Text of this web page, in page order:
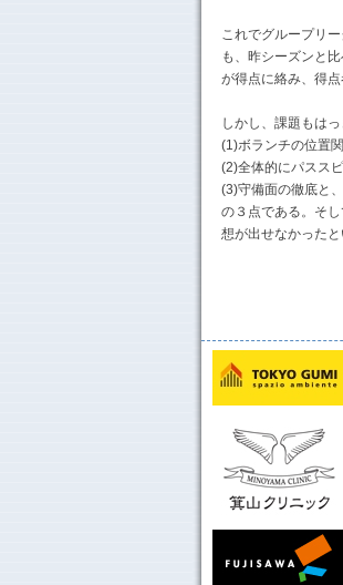
これでグループリ
も、昨シーズンと
が得点に絡み、得
しかし、課題もはっ
(1)ボランチの位置
(2)全体的にパスス
(3)守備面の徹底と、
の３点である。そ
想が出せなかった